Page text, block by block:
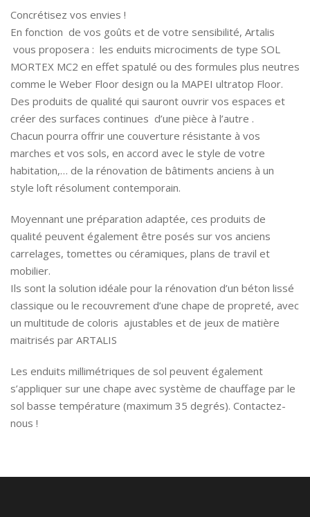
Concrétisez vos envies !
En fonction de vos goûts et de votre sensibilité, Artalis
vous proposera : les enduits microciments de type SOL
MORTEX MC2 en effet spatulé ou des formules plus neutres
comme le Weber Floor design ou la MAPEI ultratop Floor.
Des produits de qualité qui sauront ouvrir vos espaces et
créer des surfaces continues d’une pièce à l’autre .
Chacun pourra offrir une couverture résistante à vos
marches et vos sols, en accord avec le style de votre
habitation,… de la rénovation de bâtiments anciens à un
style loft résolument contemporain.
Moyennant une préparation adaptée, ces produits de
qualité peuvent également être posés sur vos anciens
carrelages, tomettes ou céramiques, plans de travil et
mobilier.
Ils sont la solution idéale pour la rénovation d’un béton lissé
classique ou le recouvrement d’une chape de propreté, avec
un multitude de coloris ajustables et de jeux de matière
maitrisés par ARTALIS
Les enduits millimétriques de sol peuvent également
s’appliquer sur une chape avec système de chauffage par le
sol basse température (maximum 35 degrés). Contactez-
nous !